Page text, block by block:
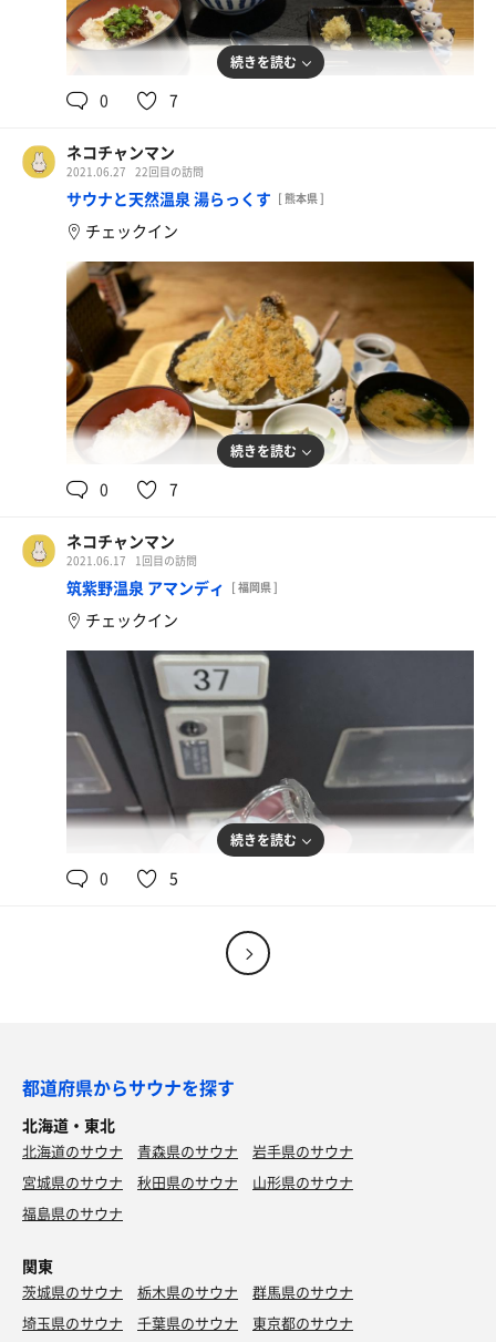
・休憩室にあるサ道を読みながら
ホットハーブティーを飲んで、
素晴らしいリラックスタイムを
過ごせました。
《その他》
・ずっと気になっていた
ロンケロをいただきました🥂
とても飲みやすくてさっぱりしたお味。
夏のサウナ後にとても合っていました。
氷一杯のロンケロロゴ入りグラスと
おつまみナッツ&レーズンが嬉しい！
壁に頭をもたれ掛けられるのも花丸…
アロマの香りが漂って、
露天にいい風が吹き込んできて
《その他》
行きの高速バスは人いっぱい、
道路渋滞で到着するのに
時間がかかりました。
・先日届いたサウナグッズ研究所の
チャイナサウナパンツを
着てきました🐼🇨🇳
涼しいし気持ちいい履き心地〜
オートロウリュ後の
じわじわ熱くなる感じもたまりません！
久しぶりにきたら、塩と高温どちらも
温度と湿度がちょうどよくて
素晴らしいセッティングだな〜
《水風呂》
1セット目の塩サウナの後は
通常水風呂でも冷たく感じましたが、
「もうちょい体冷やしてもよかった」
と感じたので、2セット目からは強冷水に。
肌がピリピリする感じがたまらない〜‼︎
その直後に入る通常水風呂の
なんて気持ち良いこと…
《外気浴》
寝椅子の寝心地がサイコ〜🧚‍♀️
時折ふわふわ吹いてくるそよ風に癒されて
ととのいました。
《その他》
・久しぶりのふくの湯、やはり最高です！
久しぶりに来たからこそ
・平日ご飯セットが安くて美味しくて
とってもありがたい…
・MOKUタオルのポスターが！
私はサウナラブさんの
コラボMOKUタオルを使っていますが、
とっても便利で使いやすくて
重宝してます。
・受付の店員さんのにこやかな笑顔、
掃除の頻度と細かさ、どれも素敵です👏
帰りはすっかり涼しくなっていて、
気持ち良い風に吹かれながら
駅まで歩きました。
デザートはミニストップのドライマンゴー🥭
また来ます〜！
書き溜めてる分をぼちぼち追加していきます
続きを読む
0 7
ネコチャンマン
2021.06.27 22回目の訪問
サウナと天然温泉 湯らっくす [ 熊本県 ]
チェックイン
続きを読む
0 7
ネコチャンマン
2021.06.17 1回目の訪問
筑紫野温泉 アマンディ [ 福岡県 ]
チェックイン
続きを読む
0 5
都道府県からサウナを探す
北海道・東北
北海道のサウナ 青森県のサウナ
岩手県のサウナ
宮城県のサウナ
秋田県のサウナ
山形県のサウナ
福島県のサウナ
関東
茨城県のサウナ 栃木県のサウナ
群馬県のサウナ
埼玉県のサウナ
千葉県のサウナ
東京都のサウナ